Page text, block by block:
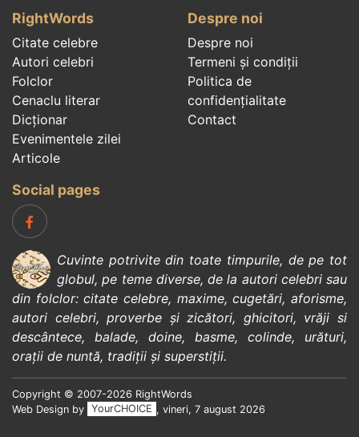
RightWords
Citate celebre
Autori celebri
Folclor
Cenaclu literar
Dicționar
Evenimentele zilei
Articole
Despre noi
Despre noi
Termeni și condiții
Politica de
confidenţialitate
Contact
Social pages
Cuvinte potrivite din toate timpurile, de pe tot
globul, pe teme diverse, de la autori celebrisau
din folclor:citate celebre, maxime,cugetări,aforisme,
autori celebri,proverbe și zicători, ghicitori, vrăji si
descântece, balade, doine, basme, colinde, urături,
orații de nuntă, tradiții și superstiții.
Copyright © 2007-2026 RightWords
Web Design by
YourCHOICE , vineri, 7 august 2026